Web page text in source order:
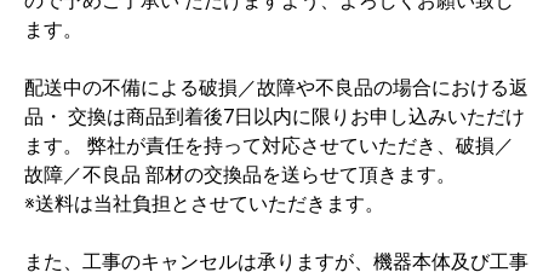
ます。
配送中の不備による破損／故障や不良品の場合における返
品・ 交換は商品到着後7日以内に限りお申し込みいただけ
ます。 弊社が責任を持って対応させていただき、破損／
故障／不良品 部材の交換品を送らせて頂きます。
※送料は当社負担とさせていただきます。
また、工事のキャンセルは承りますが、機器本体及び工事